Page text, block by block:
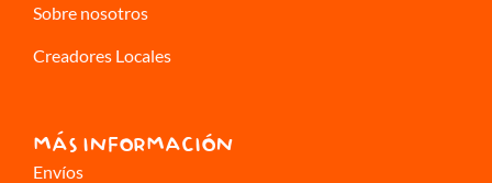
Sobre nosotros
Creadores Locales
MÁS INFORMACIÓN
Envíos